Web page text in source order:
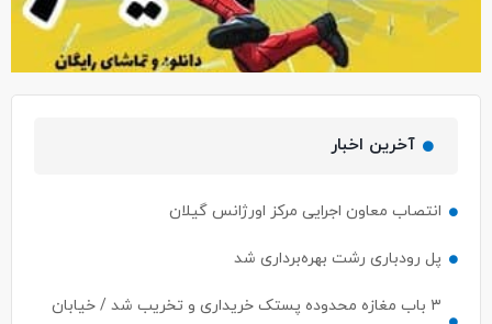
آخرین اخبار
انتصاب معاون اجرایی مرکز اورژانس گیلان
پل رودباری رشت بهره‌برداری شد
۳ باب مغازه محدوده پستک خریداری و تخریب شد / خیابان